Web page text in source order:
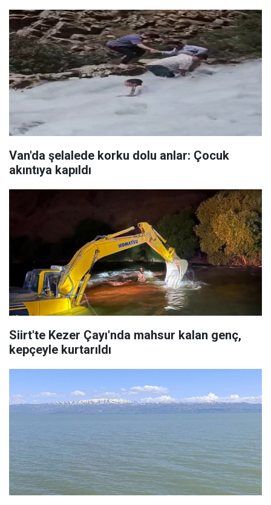
Van'da şelalede korku dolu anlar: Çocuk
akıntıya kapıldı
Siirt'te Kezer Çayı'nda mahsur kalan genç,
kepçeyle kurtarıldı